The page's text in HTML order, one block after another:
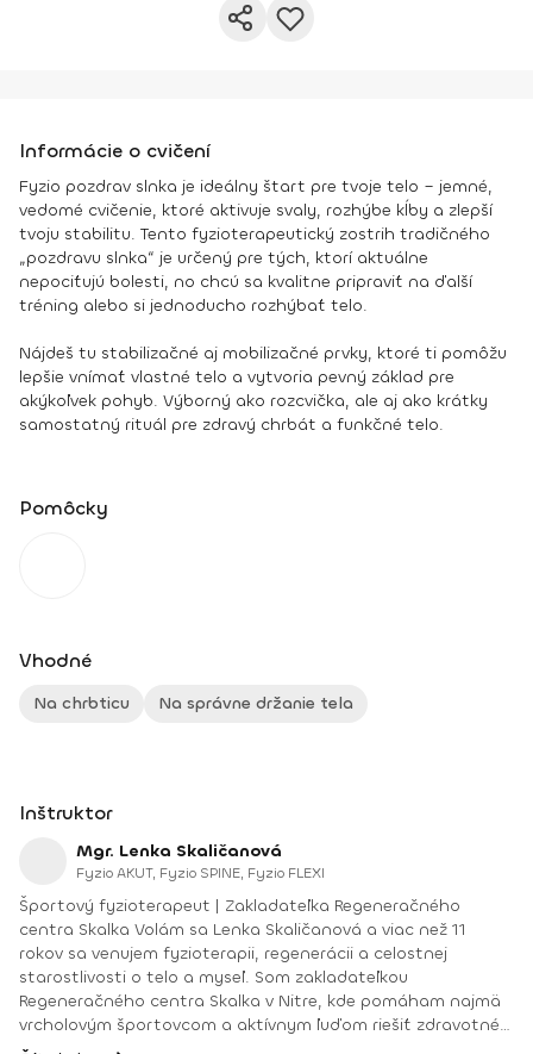
Informácie o cvičení
Fyzio pozdrav slnka je ideálny štart pre tvoje telo – jemné,
vedomé cvičenie, ktoré aktivuje svaly, rozhýbe kĺby a zlepší
tvoju stabilitu. Tento fyzioterapeutický zostrih tradičného
„pozdravu slnka“ je určený pre tých, ktorí aktuálne
nepociťujú bolesti, no chcú sa kvalitne pripraviť na ďalší
tréning alebo si jednoducho rozhýbať telo.
Nájdeš tu stabilizačné aj mobilizačné prvky, ktoré ti pomôžu
lepšie vnímať vlastné telo a vytvoria pevný základ pre
akýkoľvek pohyb. Výborný ako rozcvička, ale aj ako krátky
samostatný rituál pre zdravý chrbát a funkčné telo.
Pomôcky
Vhodné
Na chrbticu Na správne držanie tela
Inštruktor
Mgr. Lenka Skaličanová
Fyzio AKUT, Fyzio SPINE, Fyzio FLEXI
Športový fyzioterapeut | Zakladateľka Regeneračného
centra Skalka Volám sa Lenka Skaličanová a viac než 11
rokov sa venujem fyzioterapii, regenerácii a celostnej
starostlivosti o telo a myseľ. Som zakladateľkou
Regeneračného centra Skalka v Nitre, kde pomáham najmä
vrcholovým športovcom a aktívnym ľuďom riešiť zdravotné
problémy, predchádzať zraneniam a zlepšovať výkonnosť.